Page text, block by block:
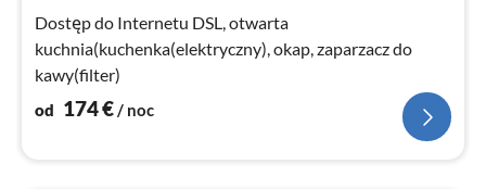
Dostęp do Internetu DSL, otwarta
kuchnia(kuchenka(elektryczny), okap, zaparzacz do
kawy(filter)
od 174€/ noc